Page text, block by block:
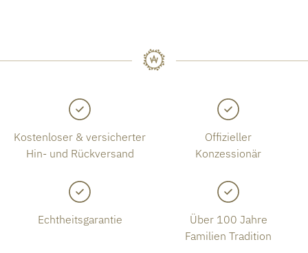
Kostenloser & versicherter
Hin- und Rückversand
Offizieller
Konzessionär
Echtheitsgarantie
Über 100 Jahre
Familien Tradition